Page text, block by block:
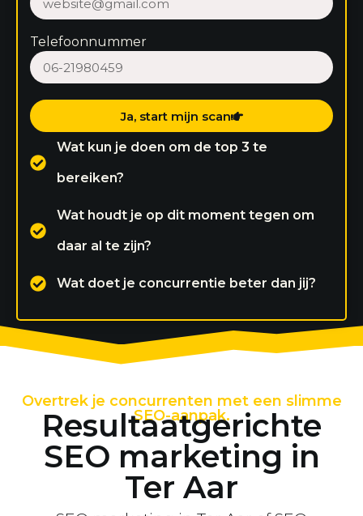
Telefoonnummer
Ja, start mijn scan
Wat kun je doen om de top 3 te
bereiken?
Wat houdt je op dit moment tegen om
daar al te zijn?
Wat doet je concurrentie beter dan jij?
Overtrek je concurrenten met een slimme
SEO-aanpak.
Resultaatgerichte
SEO marketing in
Ter Aar